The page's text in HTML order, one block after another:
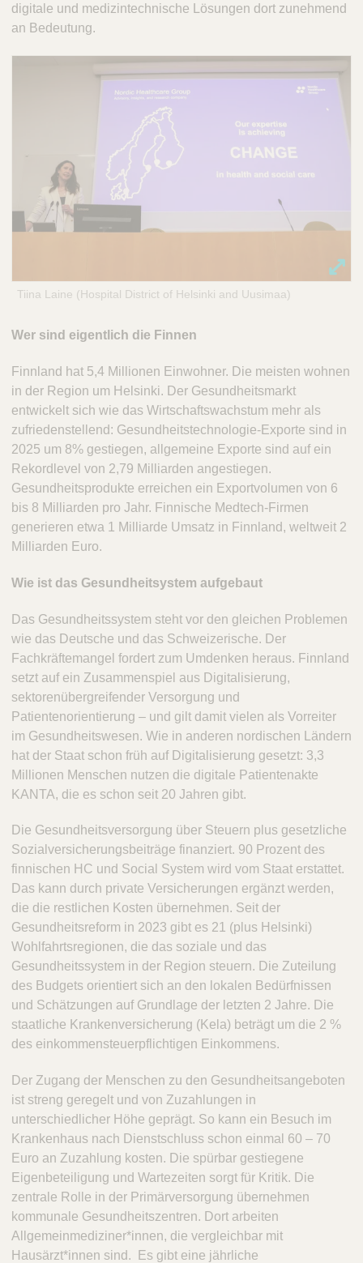
digitale und medizintechnische Lösungen dort zunehmend
an Bedeutung.
Tiina Laine (Hospital District of Helsinki and Uusimaa)
Wer sind eigentlich die Finnen
Finnland hat 5,4 Millionen Einwohner. Die meisten wohnen
in der Region um Helsinki. Der Gesundheitsmarkt
entwickelt sich wie das Wirtschaftswachstum mehr als
zufriedenstellend: Gesundheitstechnologie-Exporte sind in
2025 um 8% gestiegen, allgemeine Exporte sind auf ein
Rekordlevel von 2,79 Milliarden angestiegen.
Gesundheitsprodukte erreichen ein Exportvolumen von 6
bis 8 Milliarden pro Jahr. Finnische Medtech-Firmen
generieren etwa 1 Milliarde Umsatz in Finnland, weltweit 2
Milliarden Euro.
Wie ist das Gesundheitsystem aufgebaut
Das Gesundheitssystem steht vor den gleichen Problemen
wie das Deutsche und das Schweizerische. Der
Fachkräftemangel fordert zum Umdenken heraus. Finnland
setzt auf ein Zusammenspiel aus Digitalisierung,
sektorenübergreifender Versorgung und
Patientenorientierung – und gilt damit vielen als Vorreiter
im Gesundheitswesen. Wie in anderen nordischen Ländern
hat der Staat schon früh auf Digitalisierung gesetzt: 3,3
Millionen Menschen nutzen die digitale Patientenakte
KANTA, die es schon seit 20 Jahren gibt.
Die Gesundheitsversorgung über Steuern plus gesetzliche
Sozialversicherungsbeiträge finanziert. 90 Prozent des
finnischen HC und Social System wird vom Staat erstattet.
Das kann durch private Versicherungen ergänzt werden,
die die restlichen Kosten übernehmen. Seit der
Gesundheitsreform in 2023 gibt es 21 (plus Helsinki)
Wohlfahrtsregionen, die das soziale und das
Gesundheitssystem in der Region steuern. Die Zuteilung
des Budgets orientiert sich an den lokalen Bedürfnissen
und Schätzungen auf Grundlage der letzten 2 Jahre. Die
staatliche Krankenversicherung (Kela) beträgt um die 2 %
des einkommensteuerpflichtigen Einkommens.
Der Zugang der Menschen zu den Gesundheitsangeboten
ist streng geregelt und von Zuzahlungen in
unterschiedlicher Höhe geprägt. So kann ein Besuch im
Krankenhaus nach Dienstschluss schon einmal 60 – 70
Euro an Zuzahlung kosten. Die spürbar gestiegene
Eigenbeteiligung und Wartezeiten sorgt für Kritik. Die
zentrale Rolle in der Primärversorgung übernehmen
kommunale Gesundheitszentren. Dort arbeiten
Allgemeinmediziner*innen, die vergleichbar mit
Hausärzt*innen sind. Es gibt eine jährliche